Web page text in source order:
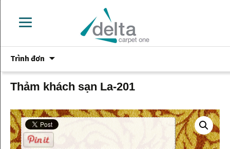
Trình đơn
phần
nội
dung
Thảm khách sạn La-201